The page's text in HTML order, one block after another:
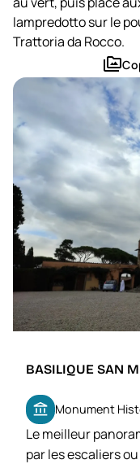
lampredotto sur le
Trattoria da Rocco.
perm_media
BASILIQUE SAN
account_balance Monument
Le meilleur
par les escaliers